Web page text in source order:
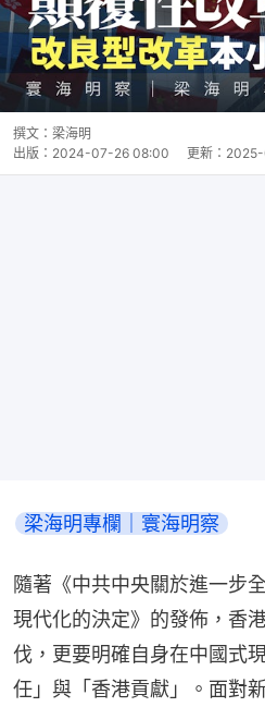
撰文： 梁海明
出版： 2024-07-26 08:00 更新：
梁海明專欄｜寰海明察
隨著《中共中央關於進一步
現代化的決定》的發佈，香
伐，更要明確自身在中國式
任」與「香港貢獻」。面對